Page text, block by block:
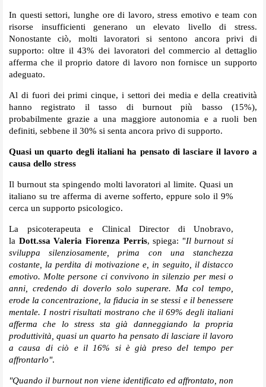
In questi settori, lunghe ore di lavoro, stress emotivo e team con
risorse insufficienti generano un elevato livello di stress.
Nonostante ciò, molti lavoratori si sentono ancora privi di
supporto: oltre il 43% dei lavoratori del commercio al dettaglio
afferma che il proprio datore di lavoro non fornisce un supporto
adeguato.
Al di fuori dei primi cinque, i settori dei media e della creatività
hanno registrato il tasso di burnout più basso (15%),
probabilmente grazie a una maggiore autonomia e a ruoli ben
definiti, sebbene il 30% si senta ancora privo di supporto.
Quasi un quarto degli italiani ha pensato di lasciare il lavoro a
causa dello stress
Il burnout sta spingendo molti lavoratori al limite. Quasi un
italiano su tre afferma di averne sofferto, eppure solo il 9%
cerca un supporto psicologico.
La psicoterapeuta e Clinical Director di Unobravo,
la Dott.ssa Valeria Fiorenza Perris, spiega: "Il burnout si
sviluppa silenziosamente, prima con una stanchezza
costante, la perdita di motivazione e, in seguito, il distacco
emotivo. Molte persone ci convivono in silenzio per mesi o
anni, credendo di doverlo solo superare. Ma col tempo,
erode la concentrazione, la fiducia in se stessi e il benessere
mentale. I nostri risultati mostrano che il 69% degli italiani
afferma che lo stress sta già danneggiando la propria
produttività, quasi un quarto ha pensato di lasciare il lavoro
a causa di ciò e il 16% si è già preso del tempo per
affrontarlo".
"Quando il burnout non viene identificato ed affrontato, non